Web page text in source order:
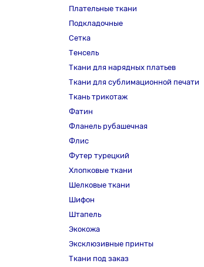
Плательные ткани
Подкладочные
Сетка
Тенсель
Ткани для нарядных платьев
Ткани для сублимационной печати
Ткань трикотаж
Фатин
Фланель рубашечная
Флис
Футер турецкий
Хлопковые ткани
Шелковые ткани
Шифон
Штапель
Экокожа
Эксклюзивные принты
Ткани под заказ